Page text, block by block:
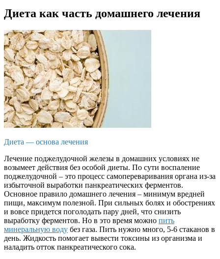
Диета как часть домашнего лечения
Диета — основа лечения
Лечение поджелудочной железы в домашних условиях не
возымеет действия без особой диеты. По сути воспаление
поджелудочной – это процесс самопереваривания органа из-за
избыточной выработки панкреатических ферментов.
Основное правило домашнего лечения – минимум вредней
пищи, максимум полезной. При сильных болях и обострениях
и вовсе придется поголодать пару дней, что снизить
выработку ферментов. Но в это время можно пить
минеральную воду без газа. Пить нужно много, 5-6 стаканов в
день. Жидкость помогает вывести токсины из организма и
наладить отток панкреатического сока.